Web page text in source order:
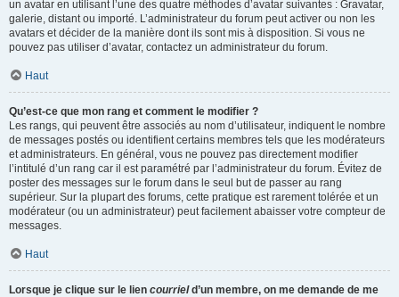
un avatar en utilisant l’une des quatre méthodes d’avatar suivantes : Gravatar,
galerie, distant ou importé. L’administrateur du forum peut activer ou non les
avatars et décider de la manière dont ils sont mis à disposition. Si vous ne
pouvez pas utiliser d’avatar, contactez un administrateur du forum.
Haut
Qu’est-ce que mon rang et comment le modifier ?
Les rangs, qui peuvent être associés au nom d’utilisateur, indiquent le nombre
de messages postés ou identifient certains membres tels que les modérateurs
et administrateurs. En général, vous ne pouvez pas directement modifier
l’intitulé d’un rang car il est paramétré par l’administrateur du forum. Évitez de
poster des messages sur le forum dans le seul but de passer au rang
supérieur. Sur la plupart des forums, cette pratique est rarement tolérée et un
modérateur (ou un administrateur) peut facilement abaisser votre compteur de
messages.
Haut
Lorsque je clique sur le lien courrield’un membre, on me demande de me